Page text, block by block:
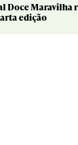
Doce Maravilha
edição